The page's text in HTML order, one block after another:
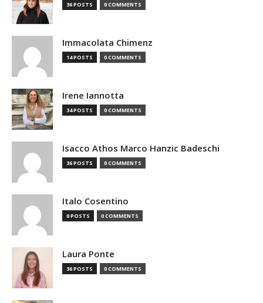
36 POSTS 0 COMMENTS
Immacolata Chimenz
14 POSTS 0 COMMENTS
Irene Iannotta
34 POSTS 0 COMMENTS
Isacco Athos Marco Hanzic Badeschi
36 POSTS 0 COMMENTS
Italo Cosentino
0 POSTS 0 COMMENTS
Laura Ponte
36 POSTS 0 COMMENTS